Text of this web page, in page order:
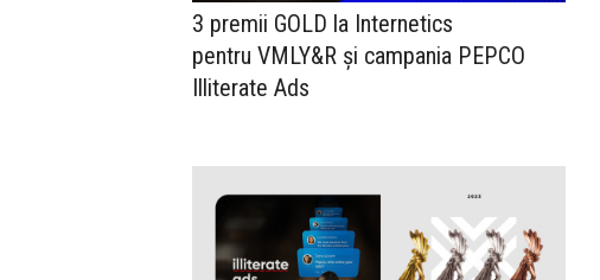
3 premii GOLD la Internetics
pentru VMLY&R și campania PEPCO
Illiterate Ads